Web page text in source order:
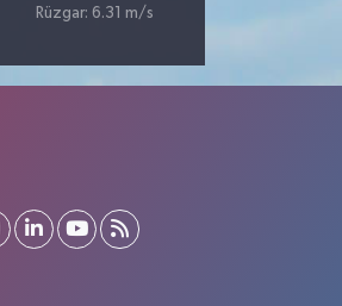
Rüzgar: 6.31 m/s